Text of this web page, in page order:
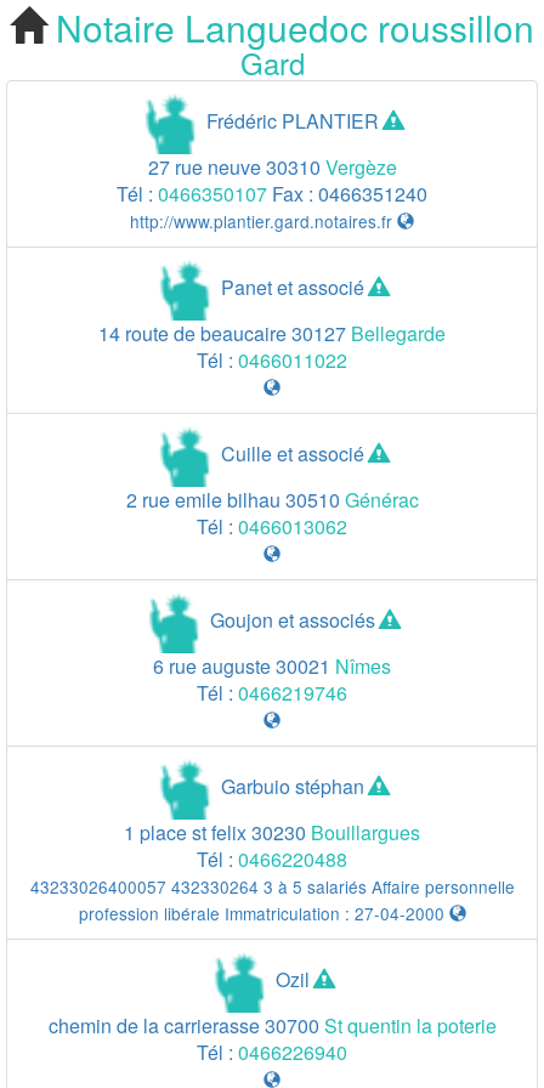
Cherchez votre
Notaire Gard 30
20 km
Notaire Languedoc roussillon
Gard
Frédéric PLANTIER
27 rue neuve30310 Vergèze
Tél : 0466350107 Fax : 0466351240
http://www.plantier.gard.notaires.fr
Panet et associé
14 route de beaucaire30127 Bellegarde
Tél : 0466011022
Cuille et associé
2 rue emile bilhau 30510 Générac
Tél : 0466013062
Goujon et associés
6 rue auguste30021 Nîmes
Tél : 0466219746
Garbuio stéphan
1 place st felix30230 Bouillargues
Tél : 0466220488
43233026400057 432330264 3 à 5 salariés Affaire personnelle
profession libérale Immatriculation : 27-04-2000
Ozil
chemin de la carrierasse30700 St quentin la poterie
Tél : 0466226940